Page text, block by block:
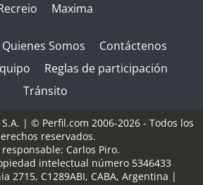
Maxima
Quienes Somos
Contáctenos
Reglas de participación
Tránsito
| © Perfil.com 2006-2026 - Todos los
reservados.
Carlos Piro.
intelectual número 5346433
2715, C1289ABI, CABA, Argentina |